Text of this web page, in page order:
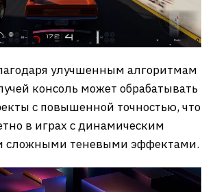
улучшенным алгоритмам
консоль может обрабатывать
с повышенной точностью, что
в играх с динамическим
сложными теневыми эффектами.